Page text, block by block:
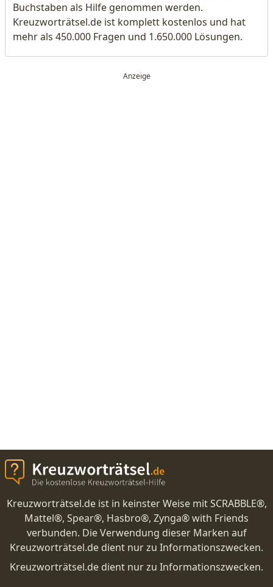
Buchstaben als Hilfe genommen werden.
Kreuzworträtsel.de ist komplett kostenlos und hat
mehr als 450.000 Fragen und 1.650.000 Lösungen.
Kreuzworträtsel.de ist in keinster Weise mit SCRABBLE®,
Mattel®, Spear®, Hasbro®, Zynga® with Friends
verbunden. Die Verwendung dieser Marken auf
Kreuzworträtsel.de dient nur zu Informationszwecken.
Kreuzworträtsel.de dient nur zu Informationszwecken.